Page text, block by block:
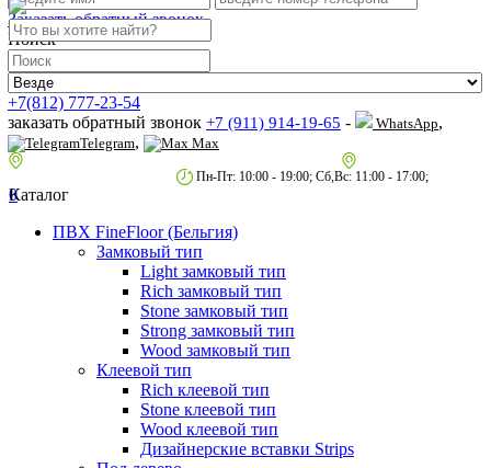
Заказать обратный звонок
Поиск
+7(812) 777-23-54
заказать обратный звонок +7 (911) 914-19-65 - WhatsApp,
Telegram, Max
Пн-Пт: 10:00 - 19:00; Сб,Вс: 11:00 - 17:00;
0
Каталог
ПВХ FineFloor (Бельгия)
Замковый тип
Light замковый тип
Rich замковый тип
Stone замковый тип
Strong замковый тип
Wood замковый тип
Клеевой тип
Rich клеевой тип
Stone клеевой тип
Wood клеевой тип
Дизайнерские вставки Strips